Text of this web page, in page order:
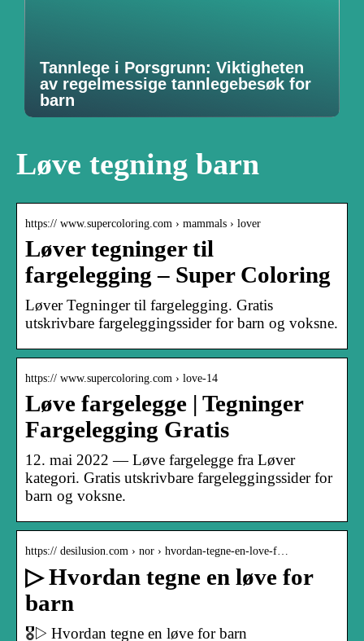
Tannlege i Porsgrunn: Viktigheten
av regelmessige tannlegebesøk for
barn
Løve tegning barn
https:// www.supercoloring.com › mammals › lover
Løver tegninger til
fargelegging – Super Coloring
Løver Tegninger til fargelegging. Gratis
utskrivbare fargeleggingssider for barn og voksne.
https:// www.supercoloring.com › love-14
Løve fargelegge | Tegninger
Fargelegging Gratis
12. mai 2022 — Løve fargelegge fra Løver
kategori. Gratis utskrivbare fargeleggingssider for
barn og voksne.
https:// desilusion.com › nor › hvordan-tegne-en-love-f…
▷ Hvordan tegne en løve for
barn
🎖▷ Hvordan tegne en løve for barn